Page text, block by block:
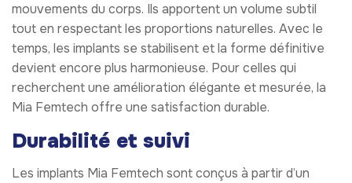
mouvements du corps. Ils apportent un volume subtil
tout en respectant les proportions naturelles. Avec le
temps, les implants se stabilisent et la forme définitive
devient encore plus harmonieuse. Pour celles qui
recherchent une amélioration élégante et mesurée, la
Mia Femtech offre une satisfaction durable.
Durabilité et suivi
Les implants Mia Femtech sont conçus à partir d’un